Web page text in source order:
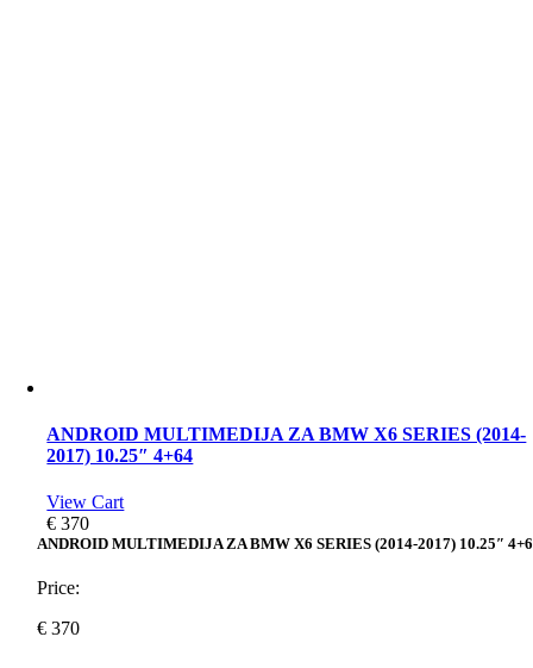
ANDROID MULTIMEDIJA ZA BMW X6 SERIES (2014-
2017) 10.25″ 4+64
View Cart
€ 370
ANDROID MULTIMEDIJA ZA BMW X6 SERIES (2014-2017) 10.25″
Price:
€ 370